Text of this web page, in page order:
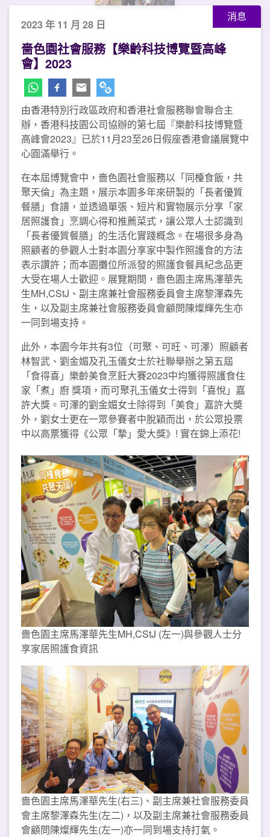
消息
2023 年 11 月 28 日
嗇色園社會服務【樂齡科技博覽暨高峰
會】2023
由香港特別行政區政府和香港社會服務聯會聯合主
辦，香港科技園公司協辦的第七屆『樂齡科技博覽暨
高峰會2023』已於11月23至26日假座香港會議展覽中
心圓滿舉行。
在本屆博覽會中，嗇色園社會服務以「同檯食飯，共
聚天倫」為主題，展示本園多年來研製的「長者優質
餐膳」食譜，並透過單張、短片和實物展示分享「家
居照護食」烹調心得和推薦菜式，讓公眾人士認識到
「長者優質餐膳」的生活化實踐概念。在場很多身為
照顧者的參觀人士對本園分享家中製作照護食的方法
表示讚許；而本園攤位所派發的照護食餐具紀念品更
大受在場人士歡迎。展覽期間，嗇色園主席馬澤華先
生MH,CStJ、副主席兼社會服務委員會主席黎澤森先
生，以及副主席兼社會服務委員會顧問陳燦輝先生亦
一同到場支持。
此外，本園今年共有3位（可聚、可旺、可澤）照顧者
林智武、劉金媚及孔玉儀女士於社聯舉辦之第五屆
「食得喜」樂齡美食烹飪大賽2023中均獲得照護食住
家「煮」廚 獎項，而可聚孔玉儀女士得到「喜悅」嘉
許大獎。可澤的劉金媚女士除得到「美食」嘉許大奬
外，劉女士更在一眾參賽者中脫穎而出，於公眾投票
中以高票獲得《公眾「摯」愛大獎》! 實在錦上添花!
嗇色園主席馬澤華先生MH,CStJ (左一)與參觀人士分
享家居照護食資訊
嗇色園主席馬澤華先生(右三)、副主席兼社會服務委員
會主席黎澤森先生(左二)，以及副主席兼社會服務委員
會顧問陳燦輝先生(左一)亦一同到場支持打氣。